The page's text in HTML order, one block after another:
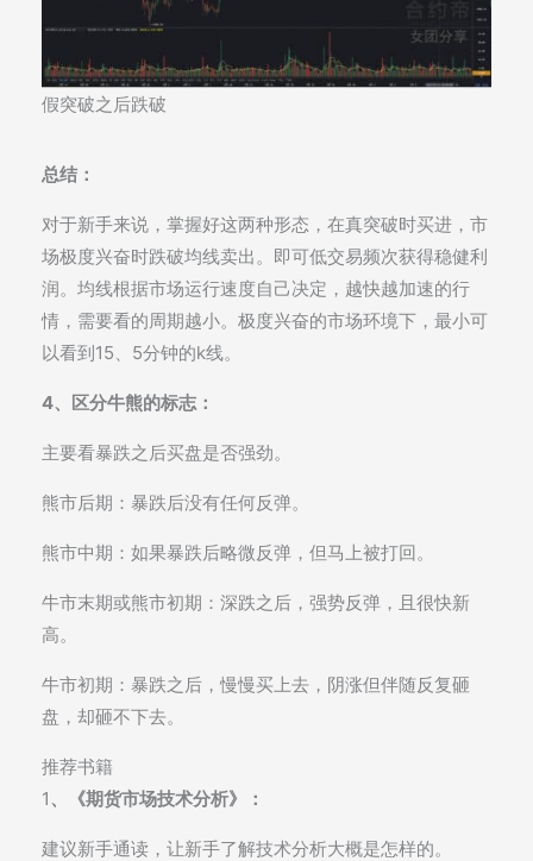
假突破之后跌破
总结：
对于新手来说，掌握好这两种形态，在真突破时买进，市
场极度兴奋时跌破均线卖出。即可低交易频次获得稳健利
润。均线根据市场运行速度自己决定，越快越加速的行
情，需要看的周期越小。极度兴奋的市场环境下，最小可
以看到15、5分钟的k线。
4、区分牛熊的标志：
主要看暴跌之后买盘是否强劲。
熊市后期：暴跌后没有任何反弹。
熊市中期：如果暴跌后略微反弹，但马上被打回。
牛市末期或熊市初期：深跌之后，强势反弹，且很快新
高。
牛市初期：暴跌之后，慢慢买上去，阴涨但伴随反复砸
盘，却砸不下去。
推荐书籍
1、《期货市场技术分析》：
建议新手通读，让新手了解技术分析大概是怎样的。